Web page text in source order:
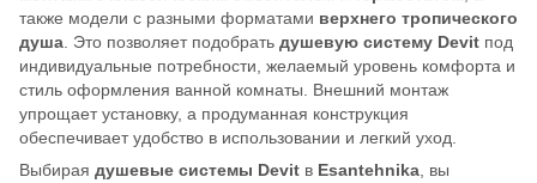
также модели с разными форматами верхнего тропического
душа . Это позволяет подобрать душевую систему Devit под
индивидуальные потребности, желаемый уровень комфорта и
стиль оформления ванной комнаты. Внешний монтаж
упрощает установку, а продуманная конструкция
обеспечивает удобство в использовании и легкий уход.
Выбирая душевые системы Devit в Esantehnika , вы